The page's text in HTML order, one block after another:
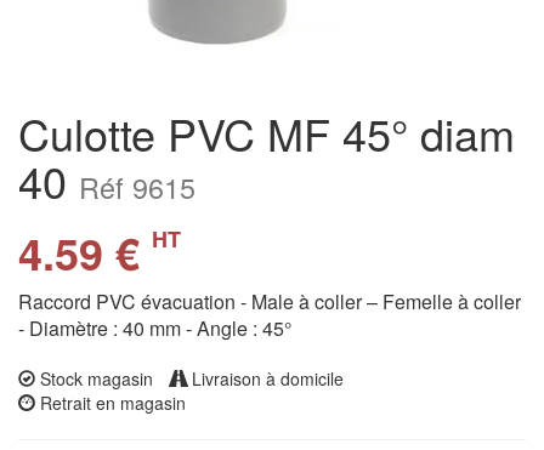
Culotte PVC MF 45° diam
40 Réf 9615
4.59 € HT
Raccord PVC évacuation - Male à coller – Femelle à coller
- Diamètre : 40 mm - Angle : 45°
Stock magasin
Livraison à domicile
Retrait en magasin